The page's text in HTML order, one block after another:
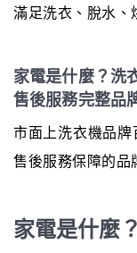
滿足洗衣、脫水、
家電是什麼？洗
售後服務完整品
市面上洗衣機品
售後服務保障的品
家電是什麼